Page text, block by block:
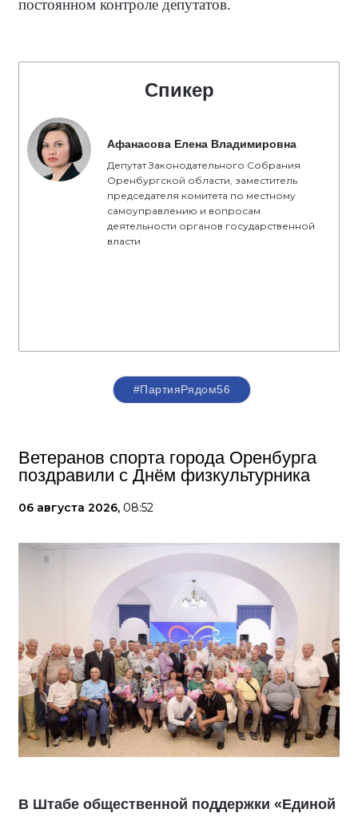
постоянном контроле депутатов.
Спикер
Афанасова Елена Владимировна
Депутат Законодательного Собрания
Оренбургской области, заместитель
председателя комитета по местному
самоуправлению и вопросам
деятельности органов государственной
власти
#ПартияРядом56
Ветеранов спорта города Оренбурга
поздравили с Днём физкультурника
06 августа 2026, 08:52
В Штабе общественной поддержки «Единой